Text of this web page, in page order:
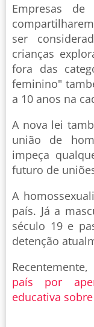
Empresas
ser
crianças
fora das
feminino"
a 10 anos na
A nova lei
união de
impeça
futuro de
A
país. Já a
século 19 e
detenção
Recentemente,
país por
educativa